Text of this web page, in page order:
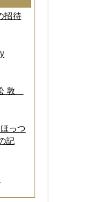
招待
敦
っつ
記